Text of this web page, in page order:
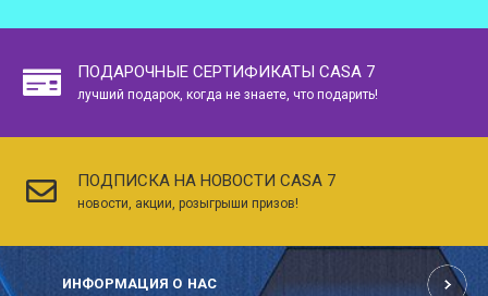
ПОДАРОЧНЫЕ СЕРТИФИКАТЫ CASA 7
лучший подарок, когда не знаете, что подарить!
ПОДПИСКА НА НОВОСТИ CASA 7
новости, акции, розыгрыши призов!
ИНФОРМАЦИЯ О НАС